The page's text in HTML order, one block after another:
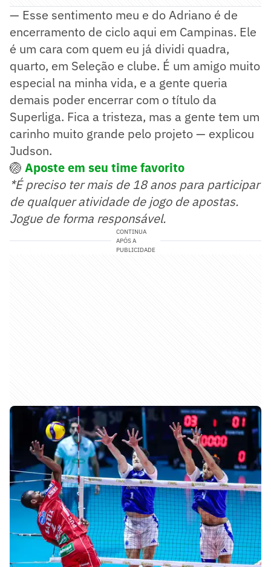
— Esse sentimento meu e do Adriano é de
encerramento de ciclo aqui em Campinas. Ele
é um cara com quem eu já dividi quadra,
quarto, em Seleção e clube. É um amigo muito
especial na minha vida, e a gente queria
demais poder encerrar com o título da
Superliga. Fica a tristeza, mas a gente tem um
carinho muito grande pelo projeto — explicou
Judson.
🏐 Aposte em seu time favorito
*É preciso ter mais de 18 anos para participar
de qualquer atividade de jogo de apostas.
Jogue de forma responsável.
CONTINUA
APÓS A
PUBLICIDADE